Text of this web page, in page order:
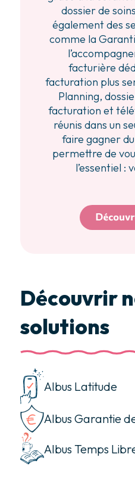
dossier de
également des
comme la
facturière
facturation plus
Planning,
facturation et
réunis dans un
faire gagner
permettre de
l’essentiel :
Découvrir
solutions
Albus Latitude
Albus Garantie
Albus Temps